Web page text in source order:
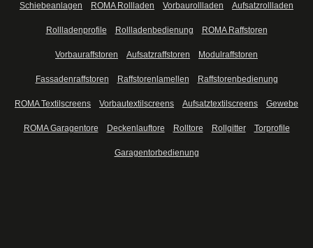
Schiebeanlagen ROMA Rollladen Vorbaurollladen Aufsatzrollladen
Rollladenprofile Rollladenbedienung ROMA Raffstoren
Vorbauraffstoren Aufsatzraffstoren Modulraffstoren
Fassadenraffstoren Raffstorenlamellen Raffstorenbedienung
ROMA Textilscreens Vorbautextilscreens Aufsatztextilscreens Gewebe
ROMA Garagentore Deckenlauftore Rolltore Rollgitter Torprofile
Garagentorbedienung